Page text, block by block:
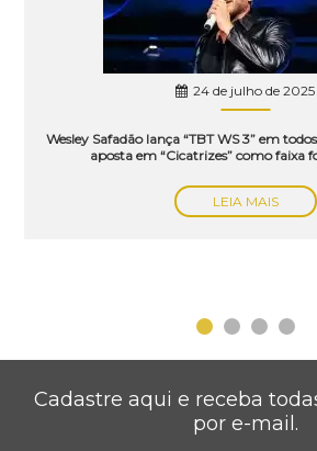
24 de julho de 2025
Wesley Safadão lança “TBT WS 3” em
aposta em “Cicatrizes” como faixa
LEIA MAIS
Cadastre aqui e receba
por e-mail.